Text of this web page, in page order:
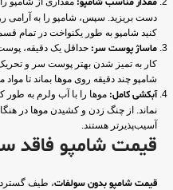
دست بریزید. سپس، شامپو را به
کنید شامپو به طور یکنواخت در تمام
ماساژ پوست سر: حداقل یک دقیقه،
کار به تمیز شدن بهتر پوست سر و
شامپو چند دقیقه روی موها بماند تا
آبکشی کامل: موها را با آب ولرم به طور
نماند. از چنگ زدن و کشیدن موها در
آسیب‌پذیرتر هستند.
قیمت شامپو فاقد
قیمت شامپو بدون سولفات، طیف